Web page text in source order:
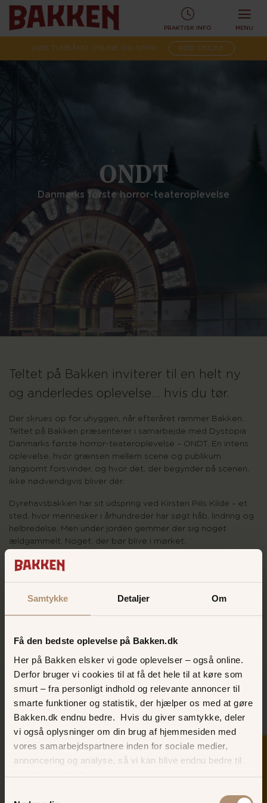
Samtykke Detaljer Om
Få den bedste oplevelse på Bakken.dk
Her på Bakken elsker vi gode oplevelser – også online.
Derfor bruger vi cookies til at få det hele til at køre som
smurt – fra personligt indhold og relevante annoncer til
smarte funktioner og statistik, der hjælper os med at gøre
Bakken.dk endnu bedre. Hvis du giver samtykke, deler
vi også oplysninger om din brug af hjemmesiden med
vores samarbejdspartnere inden for sociale medier,
annoncering og analyse, så vi kan blive endnu bedre til
næste gang, du besøger os.
SKER I DAG
ONDT
Danmarks første horror-teateroplevelse
Teltet på Bakken inviterer til en helt ny
og anderledes oplevelse… hvis du tør.
Der skrues op for uhyggen, når efteråret rammer Bakken.
Teltet på Bakken præsenterer i samarbejde med Dystopia
Danmarks første horror-teateroplevelse – ONDT. En intens
oplevelse, hvor grænsen mellem scene og publikum
langsomt forsvinder, og hvor det, der begynder på scenen,
ikke nødvendigvis bliver dér.
Dyrehavsbakken har sit udspring ved Kirsten Piils Kilde – et
sted, hvor mennesker i århundreder har søgt håb, lindring og
helbredelse. Men under jorden gemmer der sig noget
ældgammelt. Noget, der bør blive i mørket.
Så længe latteren fylder Bakken og Teltet, holdes det nede.
ONDTer en intens teateroplevelse, hvor publikum trækkes
over – og på et tidspunkt går det op for dig, at det ikke kun
er dig, der ser forestillingen.
INFORMATION
TID
Fra fredag d. 25. september kl 20.30
HVOR?
Teltet på Bakken
PRAKTISK INFO MENU
KØB TURBÅND ONLINE OG SPAR! KØB ONLINE